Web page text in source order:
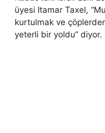
üyesi Itamar Taxel,
kurtulmak ve
yeterli bir yoldu” diyor.